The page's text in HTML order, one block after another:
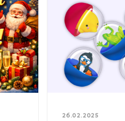
26.02.2025